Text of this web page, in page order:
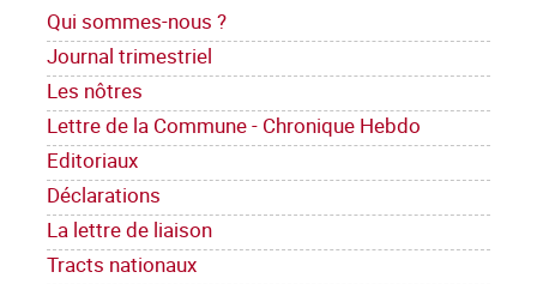
Qui sommes-nous ?
Journal trimestriel
Les nôtres
Lettre de la Commune - Chronique Hebdo
Editoriaux
Déclarations
La lettre de liaison
Tracts nationaux